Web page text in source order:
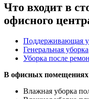
Что входит в
офисного
Поддерживающая
Генеральная уборка
Уборка после
В офисных
Влажная уборка